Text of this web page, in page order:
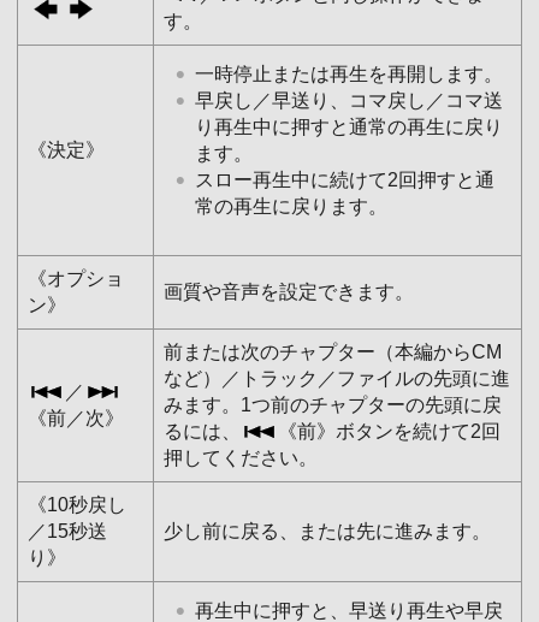
す。
《決定》
一時停止または再生を再開します。
早戻し／早送り、コマ戻し／コマ送
り再生中に押すと通常の再生に戻り
ます。
スロー再生中に続けて2回押すと通
常の再生に戻ります。
《オプショ
ン》
画質や音声を設定できます。
／
《前／次》
前または次のチャプター（本編からCM
など）／トラック／ファイルの先頭に進
みます。1つ前のチャプターの先頭に戻
るには、
《前》ボタンを続けて2回
押してください。
《10秒戻し
／15秒送
り》
少し前に戻る、または先に進みます。
再生中に押すと、早送り再生や早戻